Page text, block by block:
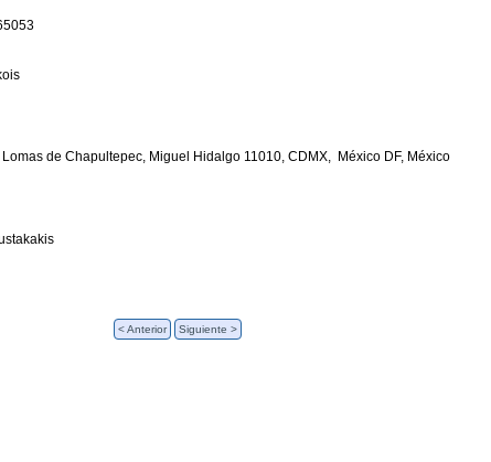
Lomas de Chapultepec, Miguel Hidalgo 11010, CDMX, México DF, México
< Anterior Siguiente >